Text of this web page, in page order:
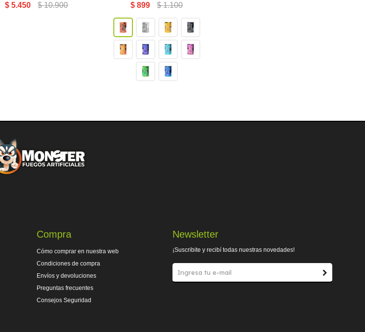
$ 5.450 $ 10.900 $ 899 $ 1.100
Compra
Cómo comprar en nuestra web
Condiciones de compra
Envíos y devoluciones
Preguntas frecuentes
Consejos Seguridad
Newsletter
¡Suscribite y recibí todas nuestras novedades!